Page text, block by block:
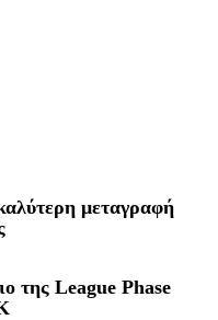
μεταγραφή
της League Phase